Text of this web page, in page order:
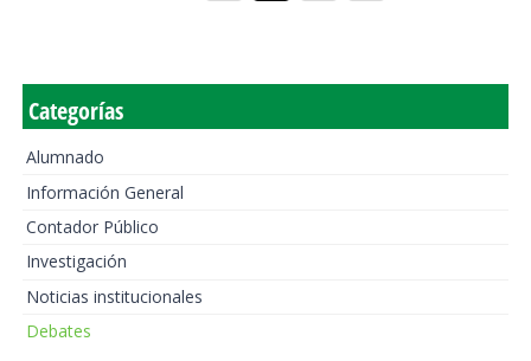
Categorías
Alumnado
Información General
Contador Público
Investigación
Noticias institucionales
Debates